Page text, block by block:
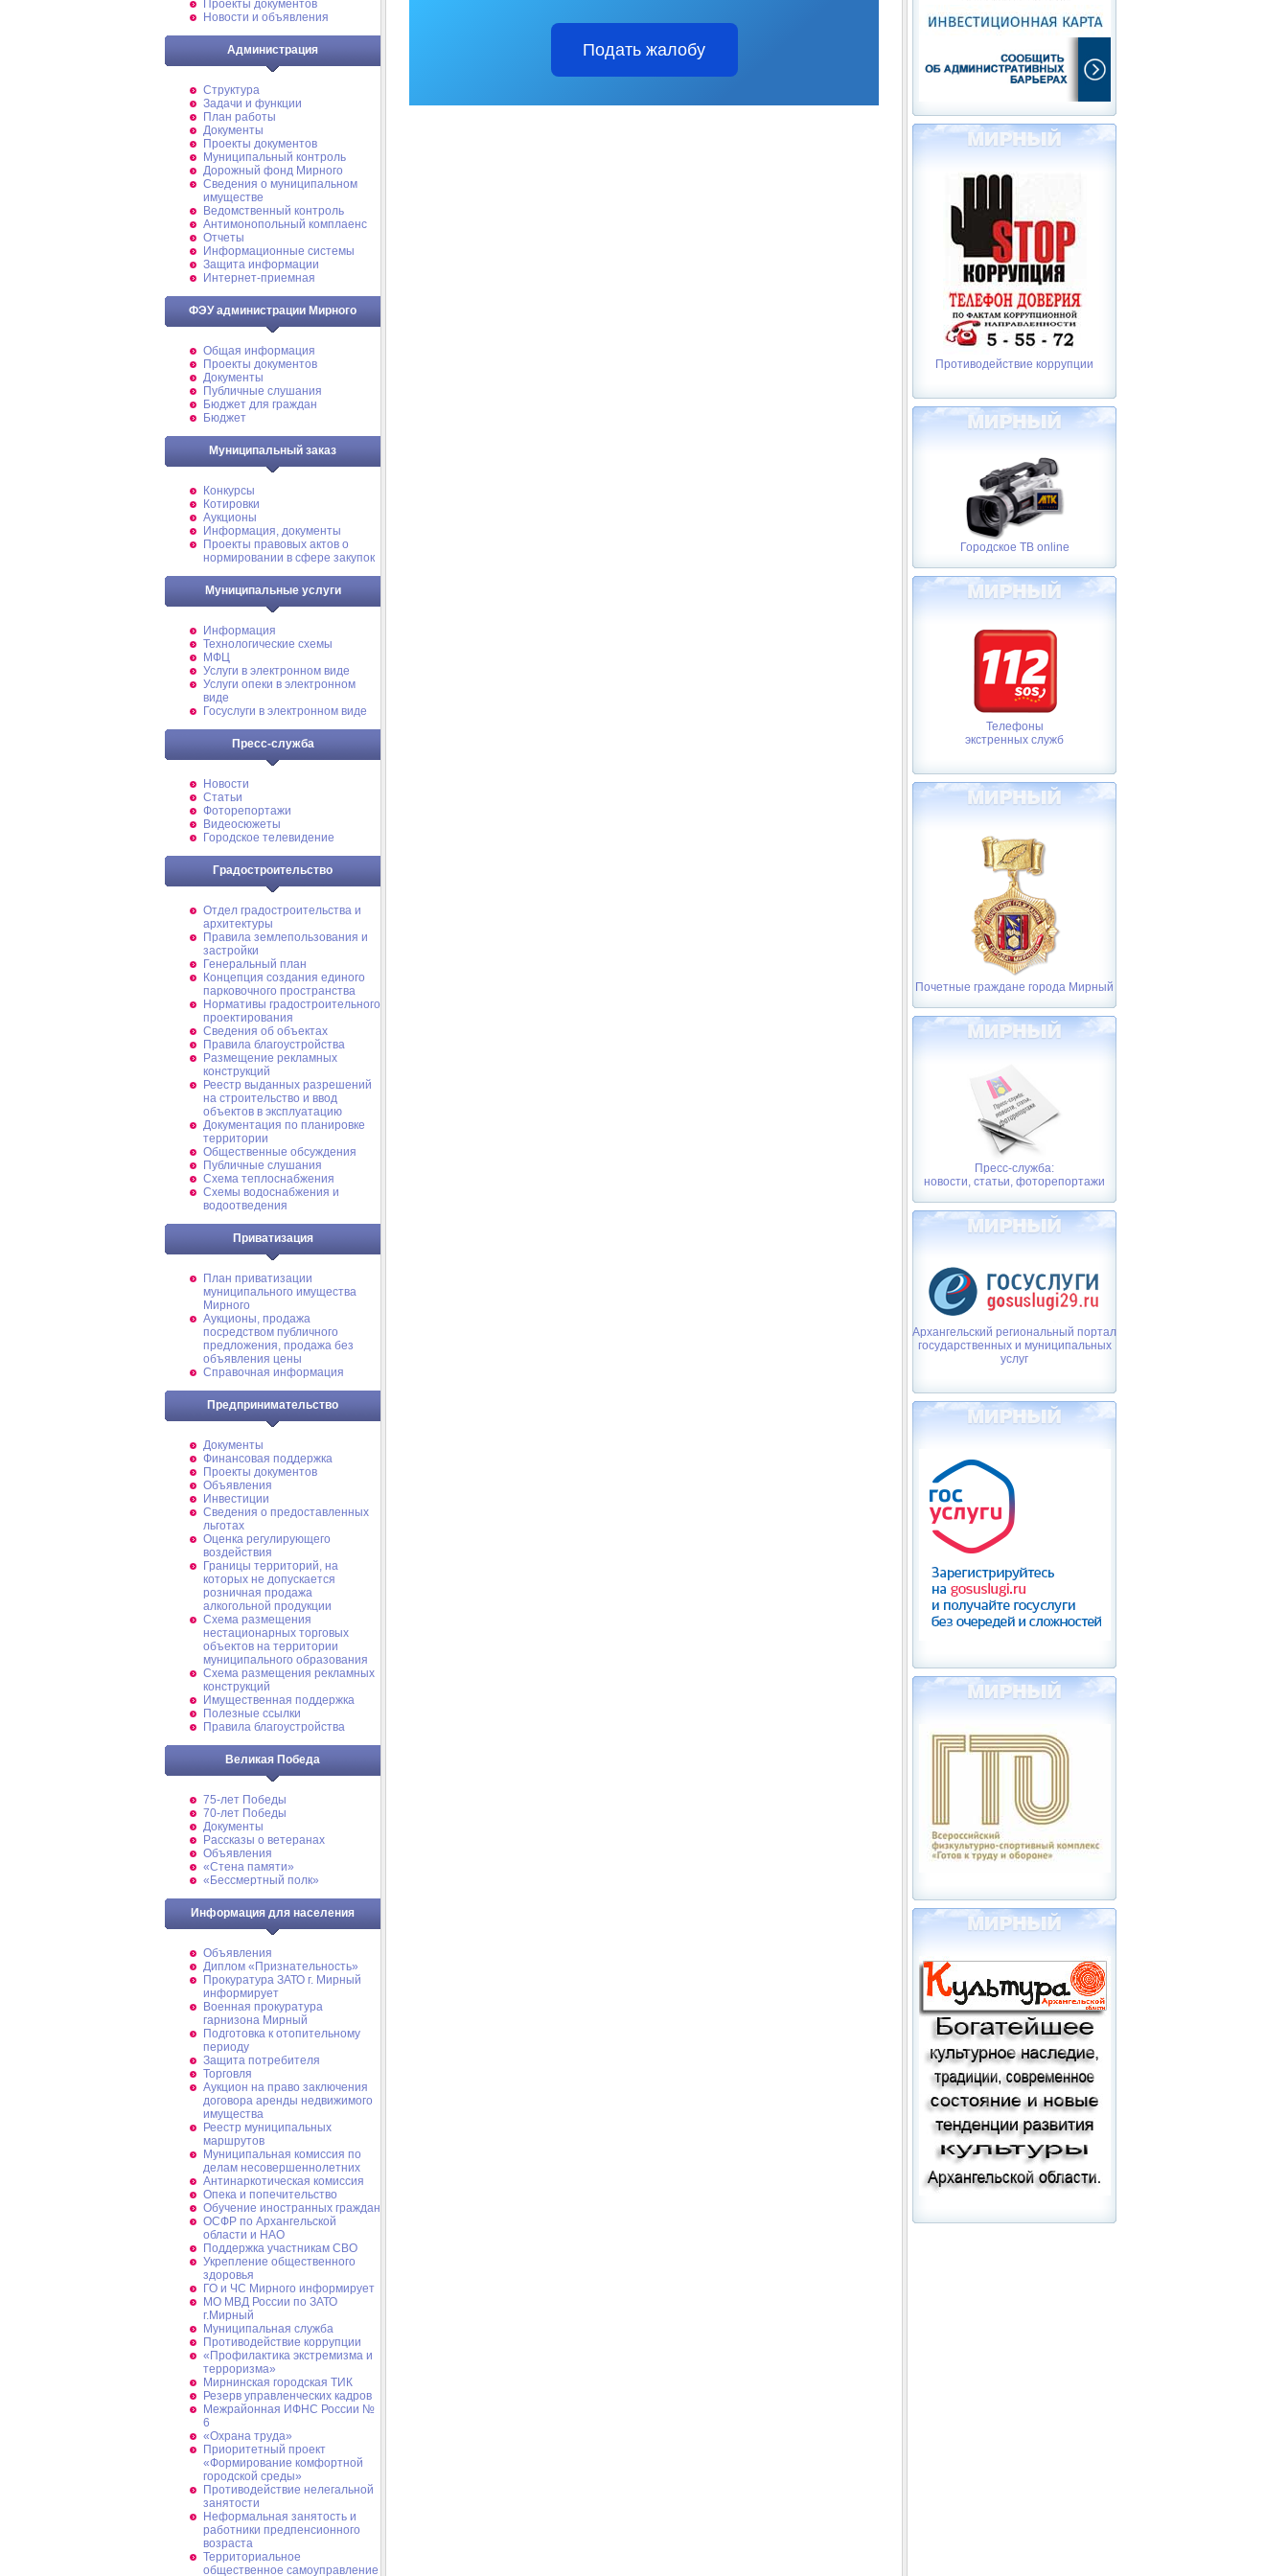
Проекты документов
Новости и объявления
Администрация
Структура
Задачи и функции
План работы
Документы
Проекты документов
Муниципальный контроль
Дорожный фонд Мирного
Cведения о муниципальном
имуществе
Ведомственный контроль
Антимонопольный комплаенс
Отчеты
Информационные системы
Защита информации
Интернет-приемная
ФЭУ администрации Мирного
Общая информация
Проекты документов
Документы
Публичные слушания
Бюджет для граждан
Бюджет
Муниципальный заказ
Конкурсы
Котировки
Аукционы
Информация, документы
Проекты правовых актов о
нормировании в сфере закупок
Муниципальные услуги
Информация
Технологические схемы
МФЦ
Услуги в электронном виде
Услуги опеки в электронном
виде
Госуслуги в электронном виде
Пресс-служба
Новости
Статьи
Фоторепортажи
Видеосюжеты
Городское телевидение
Градостроительство
Отдел градостроительства и
архитектуры
Правила землепользования и
застройки
Генеральный план
Концепция создания единого
парковочного пространства
Нормативы градостроительного
проектирования
Сведения об объектах
Правила благоустройства
Размещение рекламных
конструкций
Реестр выданных разрешений
на строительство и ввод
объектов в эксплуатацию
Документация по планировке
территории
Общественные обсуждения
Публичные слушания
Схема теплоснабжения
Схемы водоснабжения и
водоотведения
Приватизация
План приватизации
муниципального имущества
Мирного
Аукционы, продажа
посредством публичного
предложения, продажа без
объявления цены
Справочная информация
Предпринимательство
Документы
Финансовая поддержка
Проекты документов
Объявления
Инвестиции
Сведения о предоставленных
льготах
Оценка регулирующего
воздействия
Границы территорий, на
которых не допускается
розничная продажа
алкогольной продукции
Схема размещения
нестационарных торговых
объектов на территории
муниципального образования
Схема размещения рекламных
конструкций
Имущественная поддержка
Полезные ссылки
Правила благоустройства
Великая Победа
75-лет Победы
70-лет Победы
Документы
Рассказы о ветеранах
Объявления
«Стена памяти»
«Бессмертный полк»
Информация для населения
Объявления
Диплом «Признательность»
Прокуратура ЗАТО г. Мирный
информирует
Военная прокуратура
гарнизона Мирный
Подготовка к отопительному
периоду
Защита потребителя
Торговля
Аукцион на право заключения
договора аренды недвижимого
имущества
Реестр муниципальных
маршрутов
Муниципальная комиссия по
делам несовершеннолетних
Антинаркотическая комиссия
Опека и попечительство
Обучение иностранных граждан
ОСФР по Архангельской
области и НАО
Поддержка участникам СВО
Укрепление общественного
здоровья
ГО и ЧС Мирного информирует
МО МВД России по ЗАТО
г.Мирный
Муниципальная cлужба
Противодействие коррупции
«Профилактика экстремизма и
терроризма»
Мирнинская городская ТИК
Резерв управленческих кадров
Межрайонная ИФНС России №
6
«Охрана труда»
Приоритетный проект
«Формирование комфортной
городской среды»
Противодействие нелегальной
занятости
Неформальная занятость и
работники предпенсионного
возраста
Территориальное
общественное самоуправление
Подать жалобу
Противодействие коррупции
Городское ТВ online
Телефоны
экстренных служб
Почетные граждане города Мирный
Пресс-служба:
новости, статьи, фоторепортажи
Архангельский региональный портал
государственных и муниципальных
услуг